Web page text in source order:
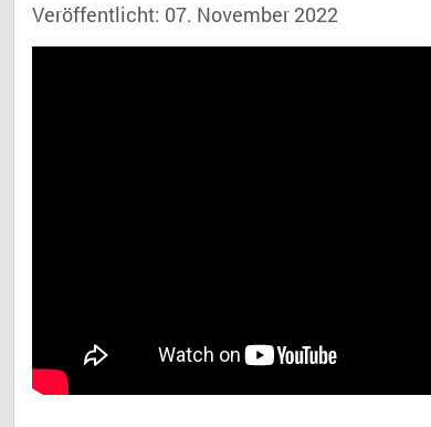
Veröffentlicht: 07. November 2022